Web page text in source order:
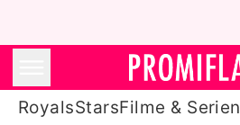
RoyalsStarsFilme & Serien